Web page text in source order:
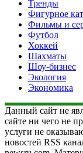
Тренды
Фигурное
Фильмы и
Футбол
Хоккей
Шахматы
Шоу-бизнес
Экология
Экономика
Данный сайт не
сайте ни чего не
услуги не
новостей RSS